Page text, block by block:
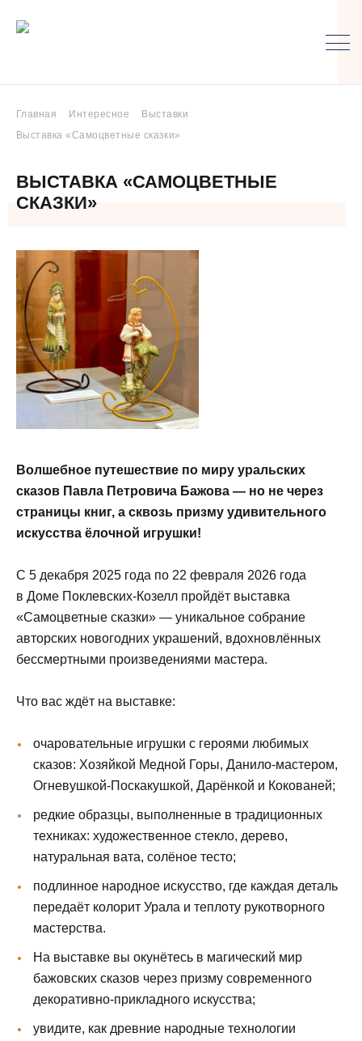
Главная Интересное
Выставки
Выставка «Самоцветные сказки»
ВЫСТАВКА «САМОЦВЕТНЫЕ
СКАЗКИ»
Волшебное путешествие по миру уральских
сказов Павла Петровича Бажова — но не через
страницы книг, а сквозь призму удивительного
искусства ёлочной игрушки!
С 5 декабря 2025 года по 22 февраля 2026 года
в Доме Поклевских‑Козелл пройдёт выставка
«Самоцветные сказки» — уникальное собрание
авторских новогодних украшений, вдохновлённых
бессмертными произведениями мастера.
Что вас ждёт на выставке:
очаровательные игрушки с героями любимых
сказов: Хозяйкой Медной Горы, Данило‑мастером,
Огневушкой‑Поскакушкой, Дарёнкой и Кокованей;
редкие образцы, выполненные в традиционных
техниках: художественное стекло, дерево,
натуральная вата, солёное тесто;
подлинное народное искусство, где каждая деталь
передаёт колорит Урала и теплоту рукотворного
мастерства.
На выставке вы окунётесь в магический мир
бажовских сказов через призму современного
декоративно‑прикладного искусства;
увидите, как древние народные технологии